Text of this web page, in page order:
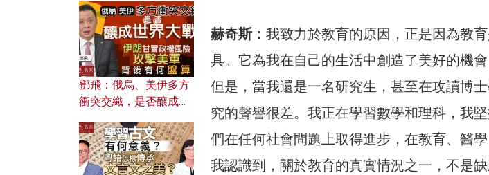
赫奇斯： 我致力於教育的原因，正是因為教
具。它為我在自己的生活中創造了美好的機
但是，當我還是一名研究生，甚至在攻讀博
究的聲譽很差。我正在學習數學和理科，我
們在任何社會問題上取得進步，在教育、醫
我認識到，關於教育的真實情況之一，不是
何避免遭AI演算法操
控？
鄧飛：俄烏、美伊多方
衝突交織，是否釀成世
風險攻擊美軍，背後有
何盤算？